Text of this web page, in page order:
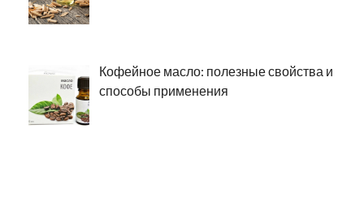
Кофейное масло: полезные свойства и
способы применения